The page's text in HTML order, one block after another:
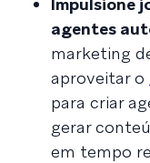
agentes
marketing
aproveitar o
para criar
gerar
em tempo